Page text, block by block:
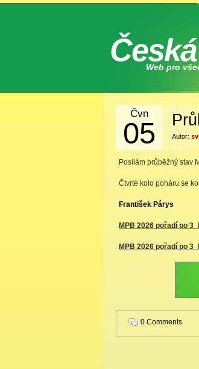
Web pro
Čvn
05 Autor:
Posílám průběžný stav
Čtvrté kolo poháru se
František Párys
MPB 2026 pořadí po
MPB 2026 pořadí po
0 Comments